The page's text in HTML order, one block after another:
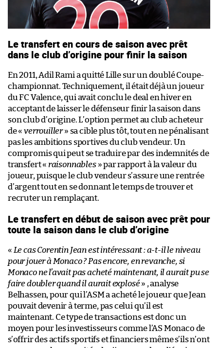
Le transfert en cours de saison avec prêt
dans le club d’origine pour finir la saison
En 2011, Adil Rami a quitté Lille sur un doublé Coupe-
championnat. Techniquement, il était déjà un joueur
du FC Valence, qui avait conclu le deal en hiver en
acceptant de laisser le défenseur finir la saison dans
son club d’origine. L’option permet au club acheteur
de «verrouiller» sa cible plus tôt, tout en ne pénalisant
pas les ambitions sportives du club vendeur. Un
compromis qui peut se traduire par des indemnités de
transfert « raisonnables» par rapport à la valeur du
joueur, puisque le club vendeur s’assure une rentrée
d’argent tout en se donnant le temps de trouver et
recruter un remplaçant.
Le transfert en début de saison avec prêt pour
toute la saison dans le club d’origine
« Le cas Corentin Jean est intéressant : a-t-il le niveau
pour jouer à Monaco ? Pas encore, en revanche, si
Monaco ne l’avait pas acheté maintenant, il aurait pu se
faire doubler quand il aurait explosé» , analyse
Belhassen, pour qui l’ASM a acheté le joueur que Jean
pouvait devenir à terme, pas celui qu’il est
maintenant. Ce type de transactions est donc un
moyen pour les investisseurs comme l’AS Monaco de
s’offrir des actifs sportifs et financiers même s’ils n’ont